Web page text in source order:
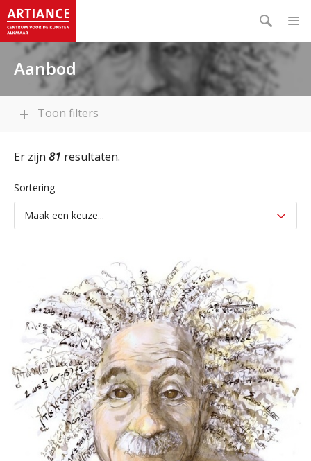
Aanbod
Toon filters
Er zijn 81 resultaten.
Sortering